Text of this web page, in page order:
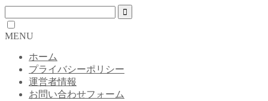
MENU
ホーム
プライバシーポリシー
運営者情報
お問い合わせフォーム